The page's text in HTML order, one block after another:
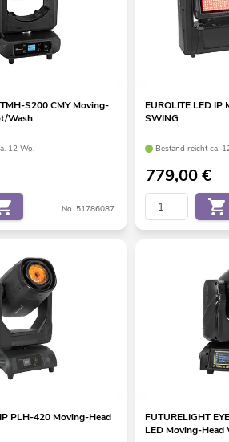
S200 CMY Moving-
Wash
12 Wo.
No. 51786087
EUROLITE LED IP
SWING
Bestand reicht ca.
779,00€
PLH-420 Moving-Head
FUTURELIGHT
LED Moving-Head